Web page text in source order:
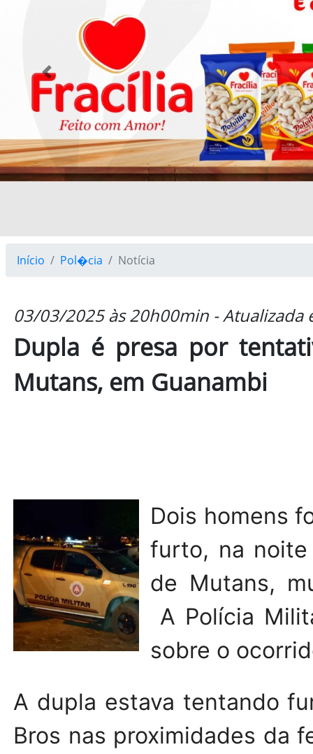
Previous
Início Pol�cia Notícia
03/03/2025 às 20h00min -
Dupla é presa por
Mutans, em Guanambi
Dois homens
furto, na
de Mutans,
A Polícia
sobre o
A dupla estava tentando
Bros nas proximidades da